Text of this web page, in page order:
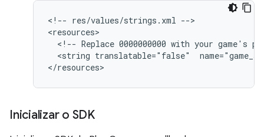
< !-- res/values/strings.xml -->
<resources
<!-- Replace 0000000000 with your game's
<string translatable="false"
</resources
Inicializar o SDK